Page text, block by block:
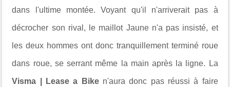
dans l'ultime montée. Voyant qu'il n'arriverait pas à
décrocher son rival, le maillot Jaune n'a pas insisté, et
les deux hommes ont donc tranquillement terminé roue
dans roue, se serrant même la main après la ligne. La
Visma | Lease a Biken'aura donc pas réussi à faire